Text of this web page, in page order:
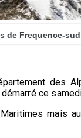
de Frequence-
des
ce
mais